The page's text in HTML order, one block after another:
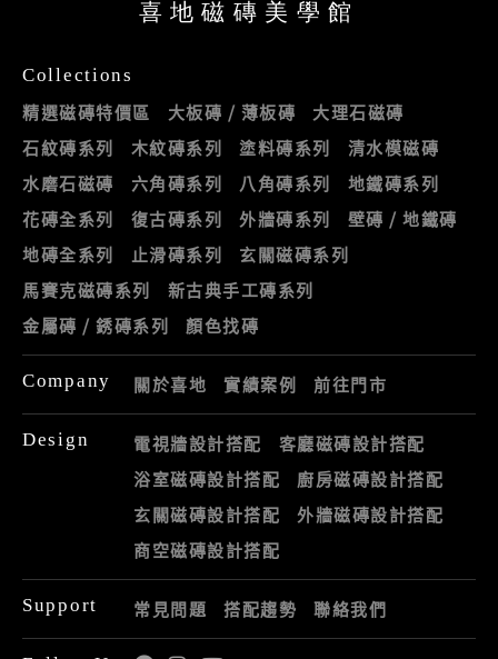
喜地磁磚美學館
Collections
精選磁磚特價區 大板磚 / 薄板磚
大理石磁磚
石紋磚系列
木紋磚系列 塗料磚系列
清水模磁磚
水磨石磁磚
六角磚系列 八角磚系列
地鐵磚系列
花磚全系列
復古磚系列 外牆磚系列
壁磚 / 地鐵磚
地磚全系列
止滑磚系列
玄關磁磚系列
馬賽克磁磚系列
新古典手工磚系列
金屬磚 / 銹磚系列
顏色找磚
Company 關於喜地 實績案例 前往門市
Design 電視牆設計搭配
客廳磁磚設計搭配
浴室磁磚設計搭配
廚房磁磚設計搭配
玄關磁磚設計搭配
外牆磁磚設計搭配
商空磁磚設計搭配
Support 常見問題 搭配趨勢 聯絡我們